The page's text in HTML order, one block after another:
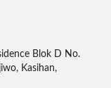
Blok D No.
Kasihan,